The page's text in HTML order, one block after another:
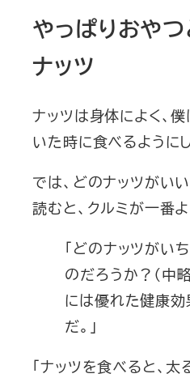
やっぱりおや
ナッツ
ナッツは身体によく、
いた時に食べるように
では、どのナッツがい
読むと、クルミが一番よ
「どのナッツがい
のだろうか？（中
には優れた健康効
だ。」
「ナッツを食べると、